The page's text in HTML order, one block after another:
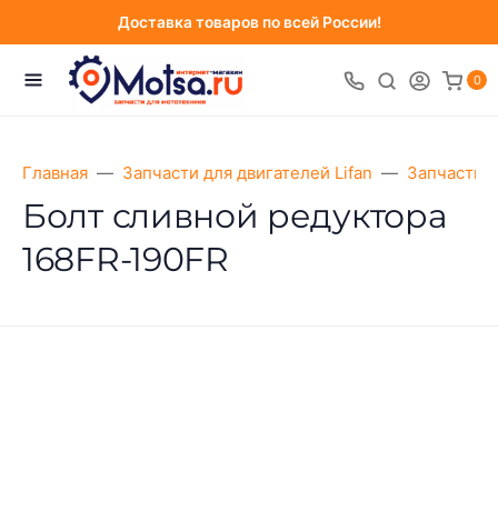
Доставка товаров по всей России!
0
Главная Запчасти для двигателей Lifan Запчасти
Болт сливной редуктора
168FR-190FR